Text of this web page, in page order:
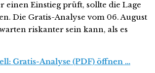
einen Einstieg prüft, sollte die Lage
Die Gratis-Analyse vom 06. August
riskanter sein kann, als es
Gratis-Analyse (PDF) öffnen …